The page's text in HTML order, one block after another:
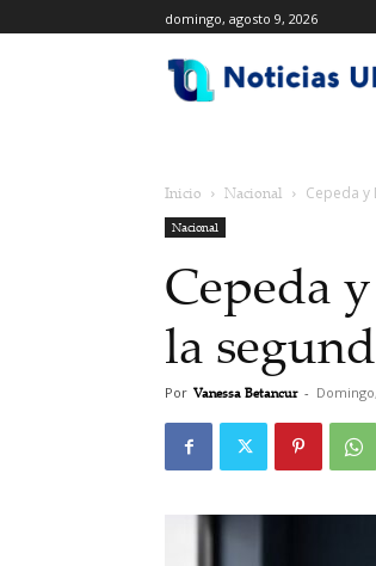
domingo, agosto 9, 2026
Inicio Nacional Cepeda y
Nacional
Cepeda
la
Por Vanessa Betancur -